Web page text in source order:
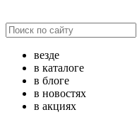
везде
в каталоге
в блоге
в новостях
в акциях